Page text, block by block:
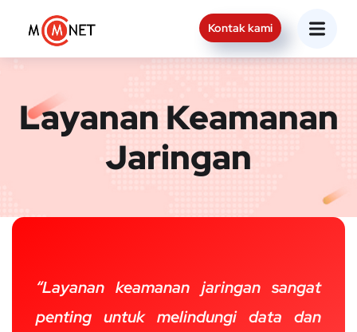
Kontak kami
Layanan Keamanan
Jaringan
“Layanan keamanan jaringan sangat
penting untuk melindungi data dan